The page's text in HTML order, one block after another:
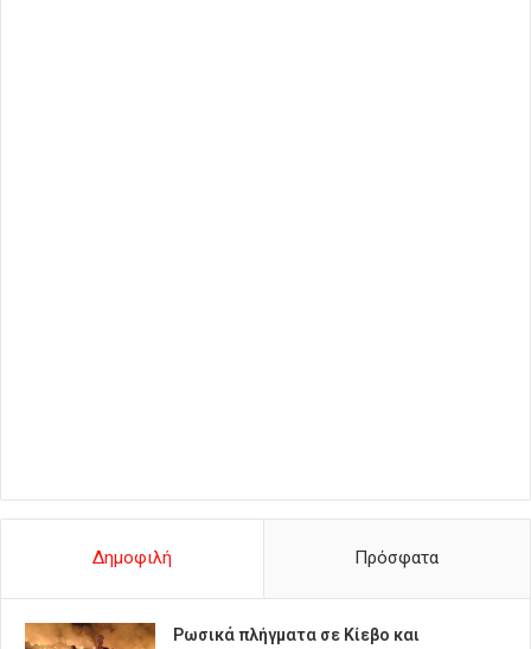
Δημοφιλή Πρόσφατα
Ρωσικά πλήγματα σε Κίεβο και